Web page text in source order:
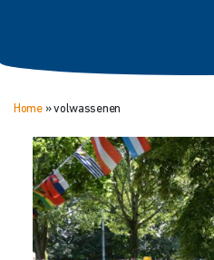
Home»volwassenen